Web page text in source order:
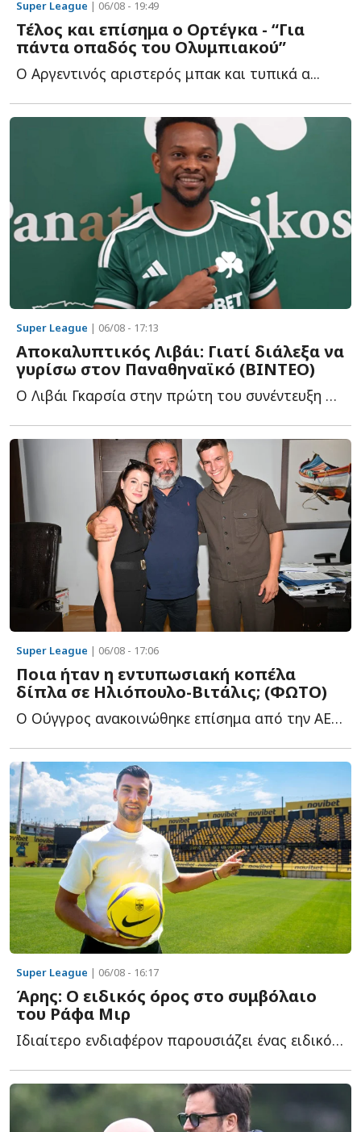
Super League | 06/08 - 19:49
Τέλος και επίσημα ο Ορτέγκα - “Για
πάντα οπαδός του Ολυμπιακού”
Ο Αργεντινός αριστερός μπακ και τυπικά α...
Super League | 06/08 - 17:13
Αποκαλυπτικός Λιβάι: Γιατί διάλεξα να
γυρίσω στον Παναθηναϊκό (ΒΙΝΤΕΟ)
Ο Λιβάι Γκαρσία στην πρώτη του συνέντευξη ως παίκτης τ...
Super League | 06/08 - 17:06
Ποια ήταν η εντυπωσιακή κοπέλα
δίπλα σε Ηλιόπουλο-Βιτάλις; (ΦΩΤΟ)
Ο Ούγγρος ανακοινώθηκε επίσημα από την ΑΕΚ και φωτογραφήθηκε μ...
Super League | 06/08 - 16:17
Άρης: Ο ειδικός όρος στο συμβόλαιο
του Ράφα Μιρ
Ιδιαίτερο ενδιαφέρον παρουσιάζει ένας ειδικός όρος π...